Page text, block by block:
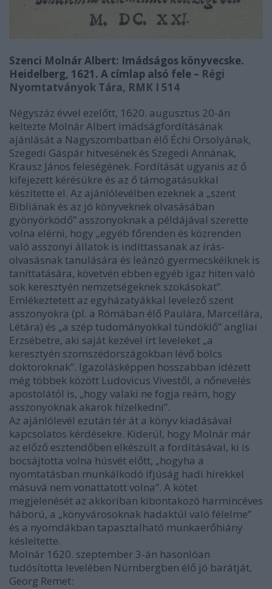
Szenci Molnár Albert: Imádságos könyvecske.
Heidelberg, 1621. A címlap alsó fele – Régi
Nyomtatványok Tára, RMK I 514
Négyszáz évvel ezelőtt, 1620. augusztus 20-án
keltezte Molnár Albert imádságfordításának
ajánlását a Nagyszombatban élő Échi Orsolyának,
Szegedi Gáspár hitvesének és Szegedi Annának,
Krausz János feleségének. Fordítását ugyanis az ő
kifejezett kérésükre és az ő támogatásukkal
készítette el. Az ajánlólevélben ezeknek a „szent
Bibliának és az jó könyveknek olvasásában
gyönyörködő” asszonyoknak a példájával szerette
volna elérni, hogy „egyéb főrenden és közrenden
való asszonyi állatok is indíttassanak az írás-
olvasásnak tanulására és leánzó gyermecskéiknek is
taníttatására, követvén ebben egyéb igaz hiten való
sok keresztyén nemzetségeknek szokásokat”.
Emlékeztetett az egyházatyákkal levelező szent
asszonyokra (pl. a Rómában élő Paulára, Marcellára,
Létára) és „a szép tudományokkal tündöklő” angliai
Erzsébetre, aki saját kezével írt leveleket „a
keresztyén szomszédországokban lévő bölcs
doktoroknak”. Igazolásképpen hosszabban idézett
még többek között Ludovicus Vivestől, a nőnevelés
apostolától is, „hogy valaki ne fogja reám, hogy
asszonyoknak akarok hízelkedni”.
Az ajánlólevél ezután tér át a könyv kiadásával
kapcsolatos kérdésekre. Kiderül, hogy Molnár már
az előző esztendőben elkészült a fordításával, ki is
bocsájtotta volna húsvét előtt, „hogyha a
nyomtatásban munkálkodó ifjúság hadi hírekkel
másuvá nem vonattatott volna”. A kötet
megjelenését az akkoriban kibontakozó harmincéves
háború, a „könyvárosoknak hadaktúl való félelme”
és a nyomdákban tapasztalható munkaerőhiány
késleltette.
Molnár 1620. szeptember 3-án hasonlóan
tudósította levelében Nürnbergben élő jó barátját,
Georg Remet: